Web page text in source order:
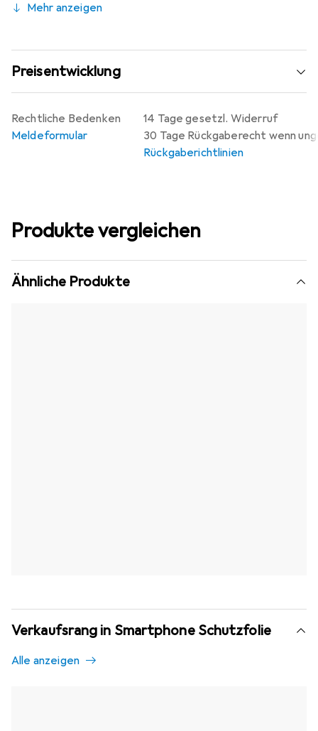
Mehr anzeigen
Preisentwicklung
14 Tage gesetzl. Widerruf
30 Tage Rückgaberecht wenn
Rückgaberichtlinien
Rechtliche Bedenken
Meldeformular
Produkte vergleichen
Ähnliche Produkte
Verkaufsrang in Smartphone Schutzfolie
Alle anzeigen